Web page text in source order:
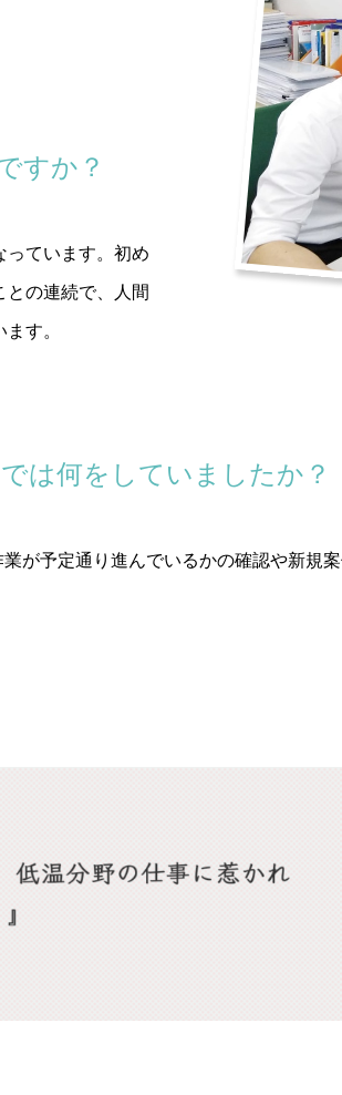
すか？
ています。初め
の連続で、人間
す。
は何をしていましたか？
が予定通り進んでいるかの確認や新規